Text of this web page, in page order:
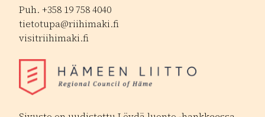
Puh. +358 19 758 4040
tietotupa@riihimaki.fi
visitriihimaki.fi